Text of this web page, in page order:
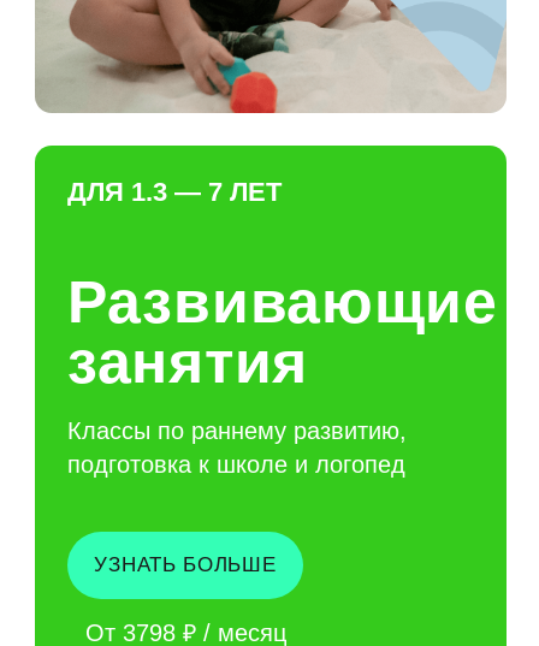
От 2200 ₽ / сеанс
интеграция
Учим мозг обрабатывать ощущения
ОТ 2 ЛЕТ